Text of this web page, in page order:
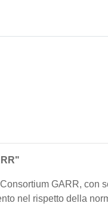
GARR, con
nel rispetto della